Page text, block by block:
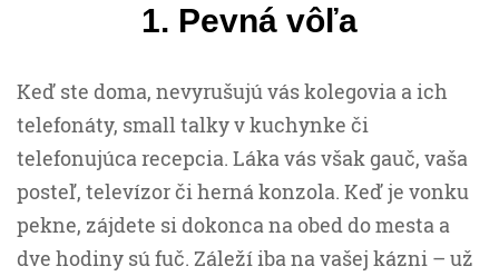
1. Pevná vôľa
Keď ste doma, nevyrušujú vás kolegovia a ich
telefonáty, small talky v kuchynke či
telefonujúca recepcia. Láka vás však gauč, vaša
posteľ, televízor či herná konzola. Keď je vonku
pekne, zájdete si dokonca na obed do mesta a
dve hodiny sú fuč. Záleží iba na vašej kázni – už